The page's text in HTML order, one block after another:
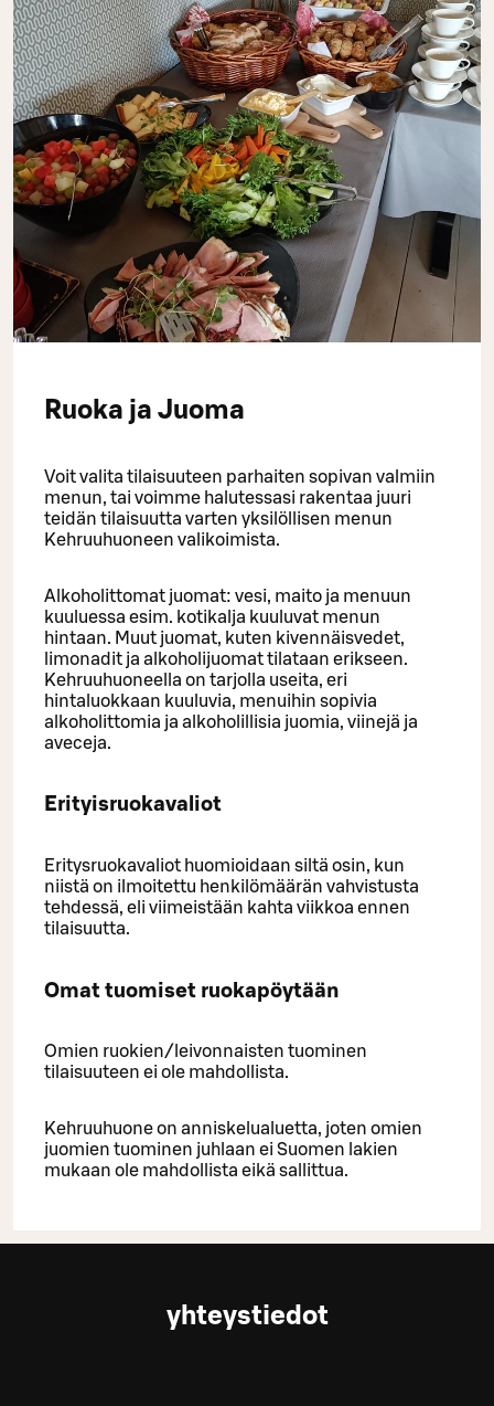
Ruoka ja Juoma
Voit valita tilaisuuteen parhaiten sopivan valmiin
menun, tai voimme halutessasi rakentaa juuri
teidän tilaisuutta varten yksilöllisen menun
Kehruuhuoneen valikoimista.
Alkoholittomat juomat: vesi, maito ja menuun
kuuluessa esim. kotikalja kuuluvat menun
hintaan. Muut juomat, kuten kivennäisvedet,
limonadit ja alkoholijuomat tilataan erikseen.
Kehruuhuoneella on tarjolla useita, eri
hintaluokkaan kuuluvia, menuihin sopivia
alkoholittomia ja alkoholillisia juomia, viinejä ja
aveceja.
Erityisruokavaliot
Eritysruokavaliot huomioidaan siltä osin, kun
niistä on ilmoitettu henkilömäärän vahvistusta
tehdessä, eli viimeistään kahta viikkoa ennen
tilaisuutta.
Omat tuomiset ruokapöytään
Omien ruokien/leivonnaisten tuominen
tilaisuuteen ei ole mahdollista.
Kehruuhuone on anniskelualuetta, joten omien
juomien tuominen juhlaan ei Suomen lakien
mukaan ole mahdollista eikä sallittua.
yhteystiedot